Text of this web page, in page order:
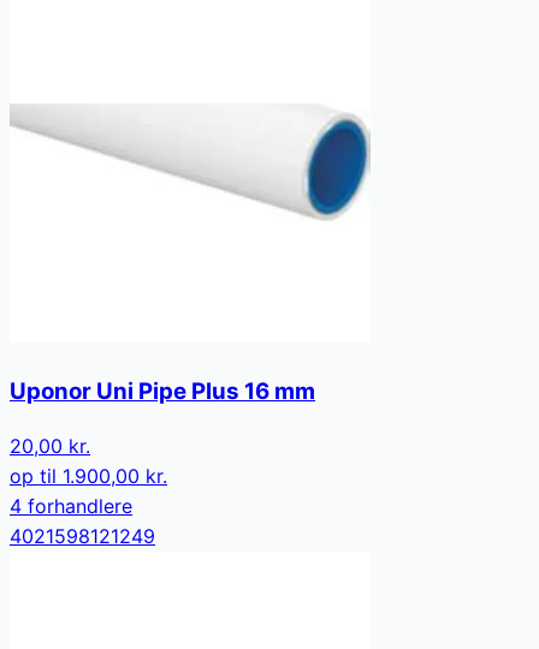
Uponor Uni Pipe Plus 16 mm
20,00 kr.
op til 1.900,00 kr.
4 forhandlere
4021598121249